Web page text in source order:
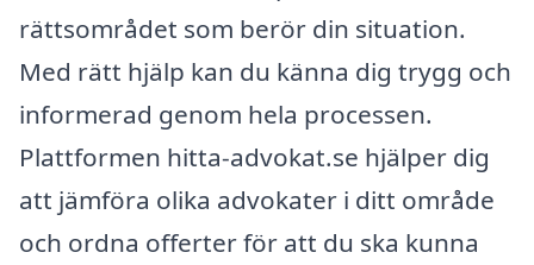
rättsområdet som berör din situation.
Med rätt hjälp kan du känna dig trygg och
informerad genom hela processen.
Plattformen hitta-advokat.se hjälper dig
att jämföra olika advokater i ditt område
och ordna offerter för att du ska kunna